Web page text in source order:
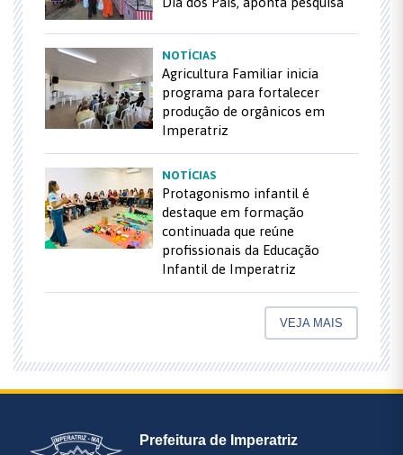
NOTÍCIAS
Agricultura Familiar inicia
programa para fortalecer
produção de orgânicos em
Imperatriz
NOTÍCIAS
Protagonismo infantil é
destaque em formação
continuada que reúne
profissionais da Educação
Infantil de Imperatriz
VEJA MAIS
Prefeitura de Imperatriz